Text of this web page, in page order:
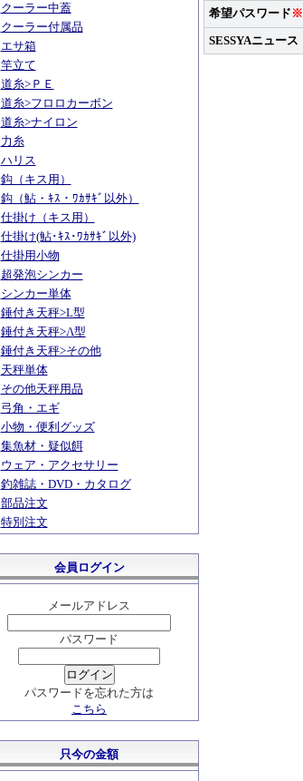
クーラー中蓋
クーラー付属品
エサ箱
竿立て
道糸>ＰＥ
道糸>フロロカーボン
道糸>ナイロン
力糸
ハリス
鈎（キス用）
鈎（鮎・ｷｽ・ﾜｶｻｷﾞ以外）
仕掛け（キス用）
仕掛け(鮎･ｷｽ･ﾜｶｻｷﾞ以外)
仕掛用小物
超発泡シンカー
シンカー単体
錘付き天秤>L型
錘付き天秤>Λ型
錘付き天秤>その他
天秤単体
その他天秤用品
弓角・エギ
小物・便利グッズ
集魚材・疑似餌
ウェア・アクセサリー
釣雑誌・DVD・カタログ
部品注文
特別注文
会員ログイン
メールアドレス
パスワード
パスワードを忘れた方は
こちら
只今の金額
希望パスワード ※
SESSYAニュース